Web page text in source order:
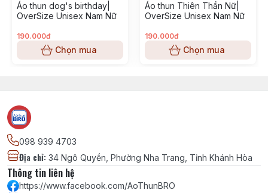
Áo thun dog's birthday|
OverSize Unisex Nam Nữ
190.000đ
Chọn mua
Áo thun Thiên Thần Nữ|
OverSize Unisex Nam Nữ
190.000đ
Chọn mua
098 939 4703
Địa chỉ: 34 Ngô Quyền, Phường Nha Trang, Tỉnh Khánh Hòa
Thông tin liên hệ
https://www.facebook.com/AoThunBRO